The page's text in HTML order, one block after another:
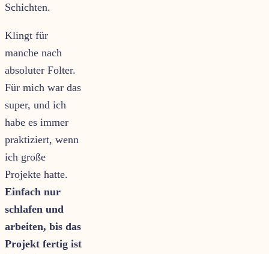
Schichten.
Klingt für
manche nach
absoluter Folter.
Für mich war das
super, und ich
habe es immer
praktiziert, wenn
ich große
Projekte hatte.
Einfach nur
schlafen und
arbeiten, bis das
Projekt fertig ist